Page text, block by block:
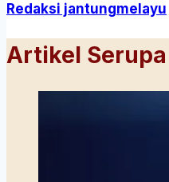
Redaksi jantungmelayu
Artikel Serupa